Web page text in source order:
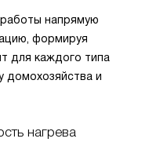
работы напрямую
формируя
для каждого типа
домохозяйства и
нагрева